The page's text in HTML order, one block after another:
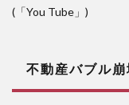
(「You Tube」)
不動産バブル崩